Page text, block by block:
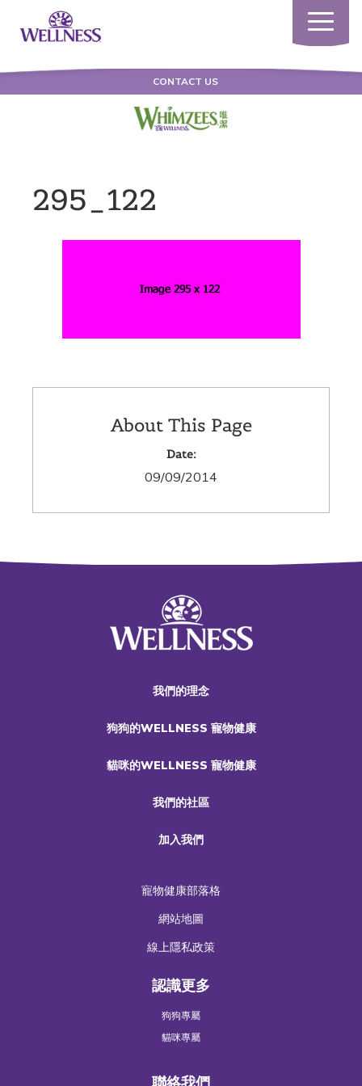
Toggle
CONTACT US
295_122
About This Page
Date:
09/09/2014
我們的理念
狗狗的WELLNESS 寵物健康
貓咪的WELLNESS 寵物健康
我們的社區
加入我們
寵物健康部落格
網站地圖
線上隱私政策
認識更多
狗狗專屬
貓咪專屬